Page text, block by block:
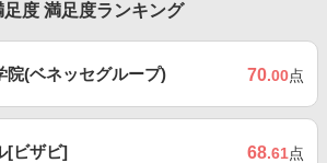
度 満足度ランキング
院(ベネッセグループ) 70.00点
[ビザビ] 68.61点